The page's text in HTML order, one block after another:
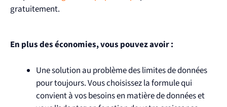
gratuitement.
En plus des économies, vous pouvez avoir :
Une solution au problème des limites de données
pour toujours. Vous choisissez la formule qui
convient à vos besoins en matière de données et